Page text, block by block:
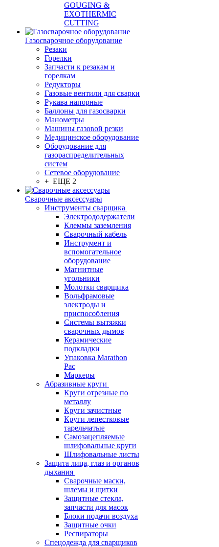
GOUGING &
EXOTHERMIC
CUTTING
Газосварочное оборудование
Резаки
Горелки
Запчасти к резакам и
горелкам
Редукторы
Газовые вентили для сварки
Рукава напорные
Баллоны для газосварки
Манометры
Машины газовой резки
Медицинское оборудование
Оборудование для
газораспределительных
систем
Сетевое оборудование
+ ЕЩЕ 2
Сварочные аксессуары
Инструменты сварщика
Электрододержатели
Клеммы заземления
Сварочный кабель
Инструмент и
вспомогательное
оборудование
Магнитные
угольники
Молотки сварщика
Вольфрамовые
электроды и
приспособления
Системы вытяжки
сварочных дымов
Керамические
подкладки
Упаковка Marathon
Pac
Маркеры
Абразивные круги
Круги отрезные по
металлу
Круги зачистные
Круги лепестковые
тарельчатые
Самозацепляемые
шлифовальные круги
Шлифовальные листы
Защита лица, глаз и органов
дыхания
Сварочные маски,
шлемы и щитки
Защитные стекла,
запчасти для масок
Блоки подачи воздуха
Защитные очки
Респираторы
Спецодежда для сварщиков